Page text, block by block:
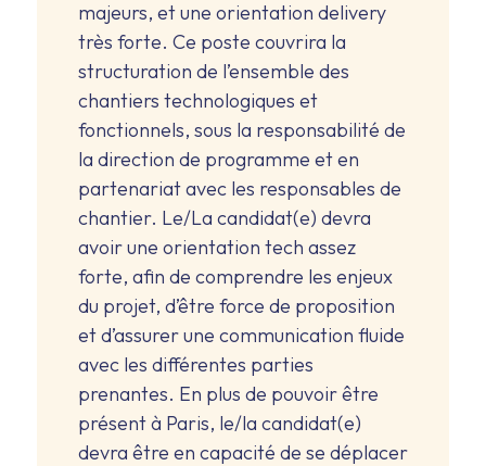
majeurs, et une orientation delivery
très forte. Ce poste couvrira la
structuration de l’ensemble des
chantiers technologiques et
fonctionnels, sous la responsabilité de
la direction de programme et en
partenariat avec les responsables de
chantier. Le/La candidat(e) devra
avoir une orientation tech assez
forte, afin de comprendre les enjeux
du projet, d’être force de proposition
et d’assurer une communication fluide
avec les différentes parties
prenantes. En plus de pouvoir être
présent à Paris, le/la candidat(e)
devra être en capacité de se déplacer